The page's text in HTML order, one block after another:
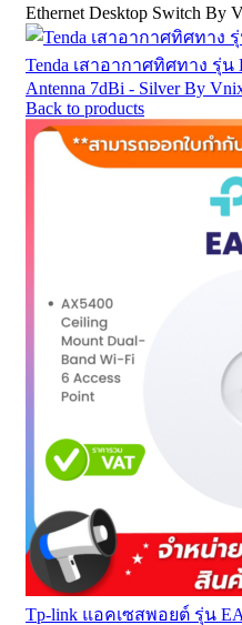
Ethernet Desktop Switch By
Tenda เสาอากาศทิศทาง รุ่น
Antenna 7dBi - Silver By
Back to products
Tp-link แอคเซสพอยต์ รุ่น